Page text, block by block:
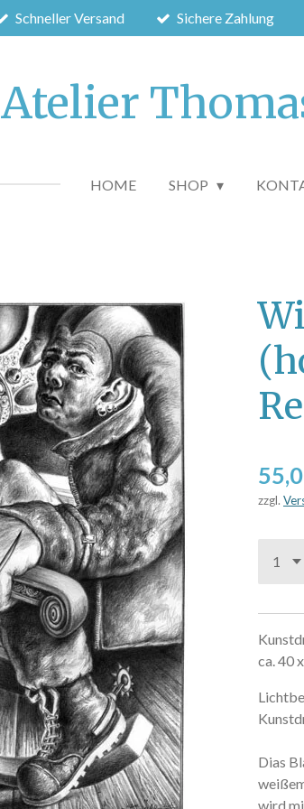
Schneller Versand Sichere Zahlung
Atelier
HOME SHOP
zzgl.
ca. 40
Dias
wird